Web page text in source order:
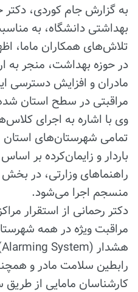
به گزارش جام کوردی، دکتر
بهداشتی دانشگاه، به
تلاش‌های همکاران ماما،
در حوزه بهداشت، منجر
مادران و افزایش دسترسی
مراقبتی در سطح استان
وی با اشاره به اجرای
تمامی شهرستان‌های استان
باردار و زایمان‌کرده بر
راهنماهای وزارتی، در
منسجم اجرا می‌شود.
دکتر رحمانی از استقرار
مراقبت ویژه در همه
هشدار (Alarming System